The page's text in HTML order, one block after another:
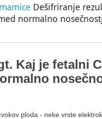
Dešifriranje
normalno
Kaj je fetalni
ploda - neke vrste